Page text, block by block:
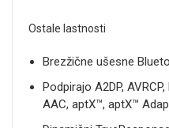
Ostale lastnosti
Brezžične ušesne
Podpirajo A2DP,
AAC, aptX™, aptX™